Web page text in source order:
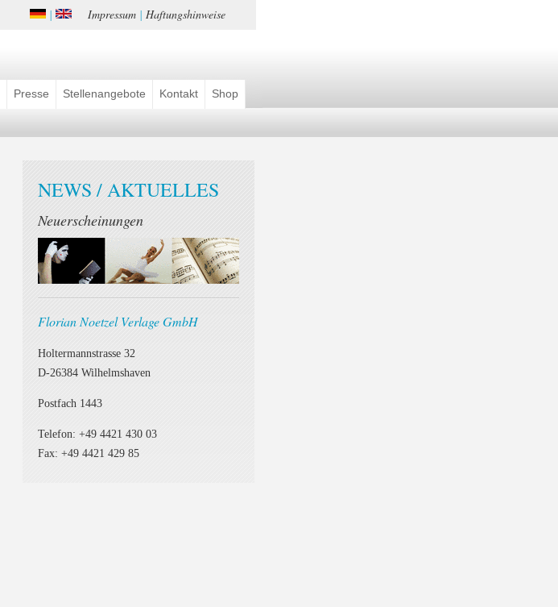
| Impressum| Haftungshinweise
Presse Stellenangebote Kontakt Shop
NEWS / AKTUELLES
Neuerscheinungen
Florian Noetzel Verlage GmbH
Holtermannstrasse 32
D-26384 Wilhelmshaven
Postfach 1443
Telefon: +49 4421 430 03
Fax: +49 4421 429 85